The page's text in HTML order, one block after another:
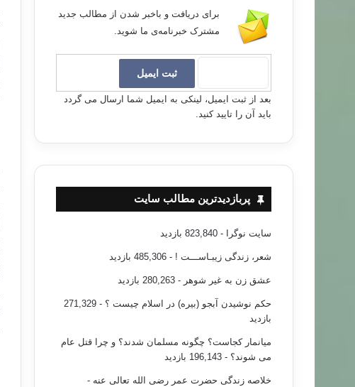
برای دریافت و باخبر شدن از مطالب جدید
مشترک خبرنامه‌ی ما شوید.
بعد از ثبت ایمیل، لینکی به ایمیل شما ارسال می گردد
باید آن را تایید کنید.
پربازدیدترین مطالب سایت
سایت نوگرا - 823,840 بازدید
شعر، زندگی زیبـاســـت ! - 485,306 بازدید
عشق زن به غیر شوهر - 280,263 بازدید
حکم نوشیدن آبجو (بیره) در اسلام چیست ؟
- 271,329
بازدید
میانمار کجاست؟ چگونه مسلمان شدند؟ و چرا قتل عام
می شوند؟ - 196,143 بازدید
خلاصه زندگی حضرت عمر رضی الله تعالی عنه -